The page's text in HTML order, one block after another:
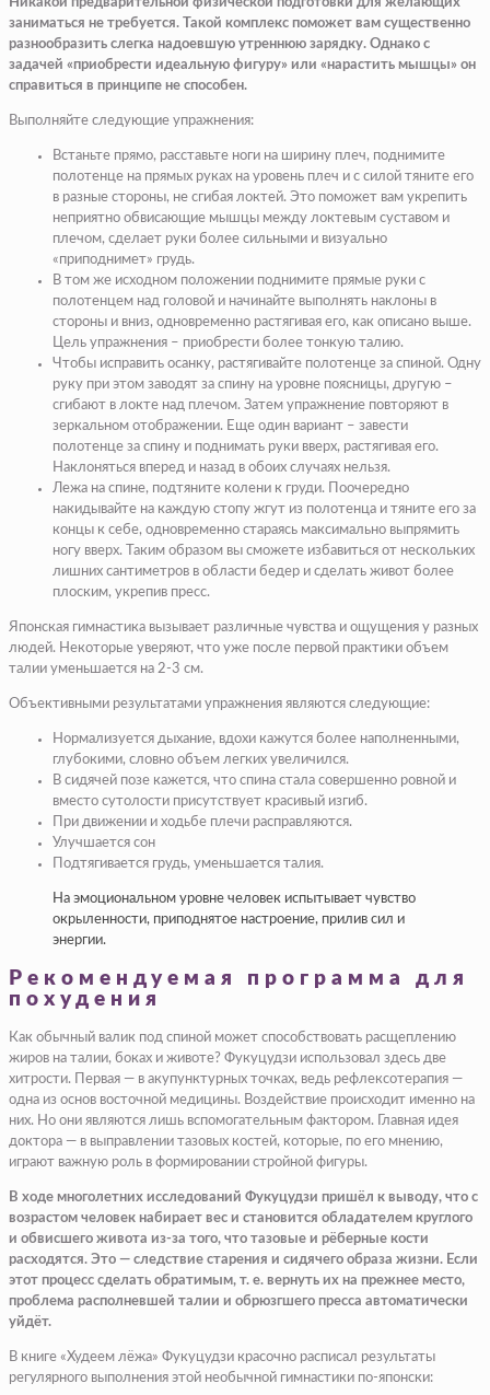
заниматься не требуется. Такой комплекс поможет вам существенно
разнообразить слегка надоевшую утреннюю зарядку. Однако с
задачей «приобрести идеальную фигуру» или «нарастить мышцы» он
справиться в принципе не способен.
Выполняйте следующие упражнения:
Встаньте прямо, расставьте ноги на ширину плеч, поднимите
полотенце на прямых руках на уровень плеч и с силой тяните его
в разные стороны, не сгибая локтей. Это поможет вам укрепить
неприятно обвисающие мышцы между локтевым суставом и
плечом, сделает руки более сильными и визуально
«приподнимет» грудь.
В том же исходном положении поднимите прямые руки с
полотенцем над головой и начинайте выполнять наклоны в
стороны и вниз, одновременно растягивая его, как описано выше.
Цель упражнения – приобрести более тонкую талию.
Чтобы исправить осанку, растягивайте полотенце за спиной. Одну
руку при этом заводят за спину на уровне поясницы, другую –
сгибают в локте над плечом. Затем упражнение повторяют в
зеркальном отображении. Еще один вариант – завести
полотенце за спину и поднимать руки вверх, растягивая его.
Наклоняться вперед и назад в обоих случаях нельзя.
Лежа на спине, подтяните колени к груди. Поочередно
накидывайте на каждую стопу жгут из полотенца и тяните его за
концы к себе, одновременно стараясь максимально выпрямить
ногу вверх. Таким образом вы сможете избавиться от нескольких
лишних сантиметров в области бедер и сделать живот более
плоским, укрепив пресс.
Японская гимнастика вызывает различные чувства и ощущения у разных
людей. Некоторые уверяют, что уже после первой практики объем
талии уменьшается на 2-3 см.
Объективными результатами упражнения являются следующие:
Нормализуется дыхание, вдохи кажутся более наполненными,
глубокими, словно объем легких увеличился.
В сидячей позе кажется, что спина стала совершенно ровной и
вместо сутолости присутствует красивый изгиб.
При движении и ходьбе плечи расправляются.
Улучшается сон
Подтягивается грудь, уменьшается талия.
На эмоциональном уровне человек испытывает чувство
окрыленности, приподнятое настроение, прилив сил и
энергии.
Рекомендуемая программа для
похудения
Как обычный валик под спиной может способствовать расщеплению
жиров на талии, боках и животе? Фукуцудзи использовал здесь две
хитрости. Первая — в акупунктурных точках, ведь рефлексотерапия —
одна из основ восточной медицины. Воздействие происходит именно на
них. Но они являются лишь вспомогательным фактором. Главная идея
доктора — в выправлении тазовых костей, которые, по его мнению,
играют важную роль в формировании стройной фигуры.
В ходе многолетних исследований Фукуцудзи пришёл к выводу, что с
возрастом человек набирает вес и становится обладателем круглого
и обвисшего живота из-за того, что тазовые и рёберные кости
расходятся. Это — следствие старения и сидячего образа жизни. Если
этот процесс сделать обратимым, т. е. вернуть их на прежнее место,
проблема располневшей талии и обрюзгшего пресса автоматически
уйдёт.
В книге «Худеем лёжа» Фукуцудзи красочно расписал результаты
регулярного выполнения этой необычной гимнастики по-японски: